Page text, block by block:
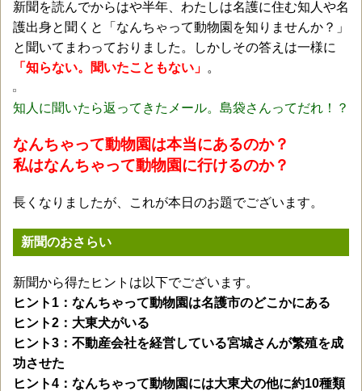
新聞を読んでからはや半年、わたしは名護に住む知人や名
護出身と聞くと「なんちゃって動物園を知りませんか？」
と聞いてまわっておりました。しかしその答えは一様に
「知らない。聞いたこともない」 。
知人に聞いたら返ってきたメール。島袋さんってだれ！？
なんちゃって動物園は本当にあるのか？
私はなんちゃって動物園に行けるのか？
長くなりましたが、これが本日のお題でございます。
新聞のおさらい
新聞から得たヒントは以下でございます。
ヒント1：なんちゃって動物園は名護市のどこかにある
ヒント2：大東犬がいる
ヒント3：不動産会社を経営している宮城さんが繁殖を成
功させた
ヒント4：なんちゃって動物園には大東犬の他に約10種類